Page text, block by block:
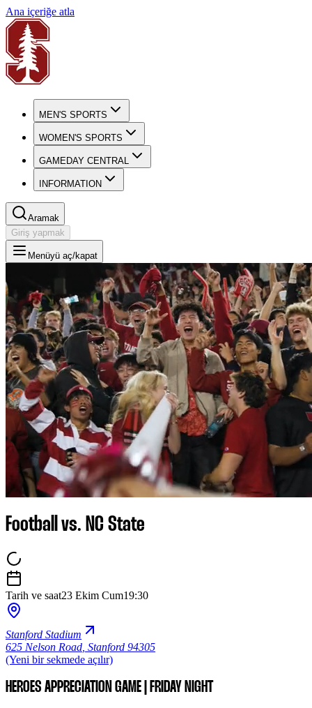
Ana içeriğe atla
MEN'S SPORTS
WOMEN'S SPORTS
GAMEDAY CENTRAL
INFORMATION
Aramak
Giriş yapmak
Menüyü aç/kapat
Football vs. NC State
Tarih ve saat23 Ekim Cum19:30
Stanford Stadium
625 Nelson Road Stanford 94305
(Yeni bir sekmede açılır)
HEROES APPRECIATION GAME | FRIDAY NIGHT